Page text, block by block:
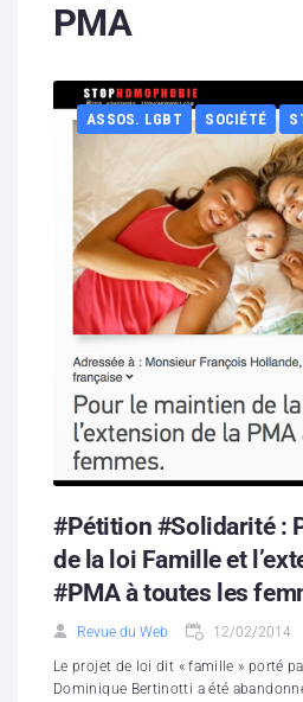
Nous soutenir
Partenaires
Contacts
Hébergement solidaire
PMA
ASSOS. LGBT SOCIÉTÉ
#Pétition #Solidarité :
de la loi Famille et
#PMA à toutes les
Revue du Web 12/02/2014
Le projet de loi dit « famille » porté
Dominique Bertinotti a été